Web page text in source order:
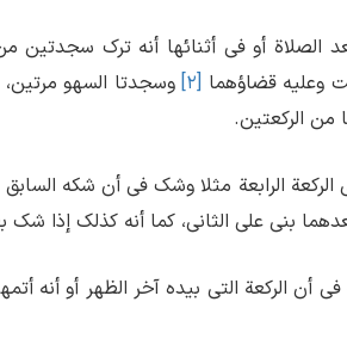
الصلاة أو فی أثنائها أنه ترک سجدتین
وعلیه قضاؤهما [۲] وسجدتا السهو مرتین،
من الرکعتین.
الرکعة الرابعة مثلا وشک فی أن شکه السابق
بنی علی الثانی، کما أنه کذلک إذا شک
أن الرکعة التی بیده آخر الظهر أو أنه